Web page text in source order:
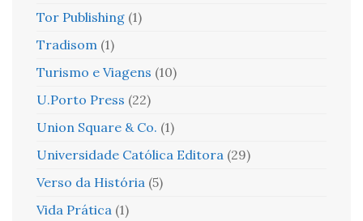
Tor Publishing (1)
Tradisom (1)
Turismo e Viagens (10)
U.Porto Press (22)
Union Square & Co. (1)
Universidade Católica Editora (29)
Verso da História (5)
Vida Prática (1)